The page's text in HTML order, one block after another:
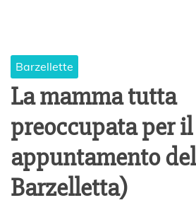
Barzellette
La mamma tutta
preoccupata per
appuntamento
Barzelletta)